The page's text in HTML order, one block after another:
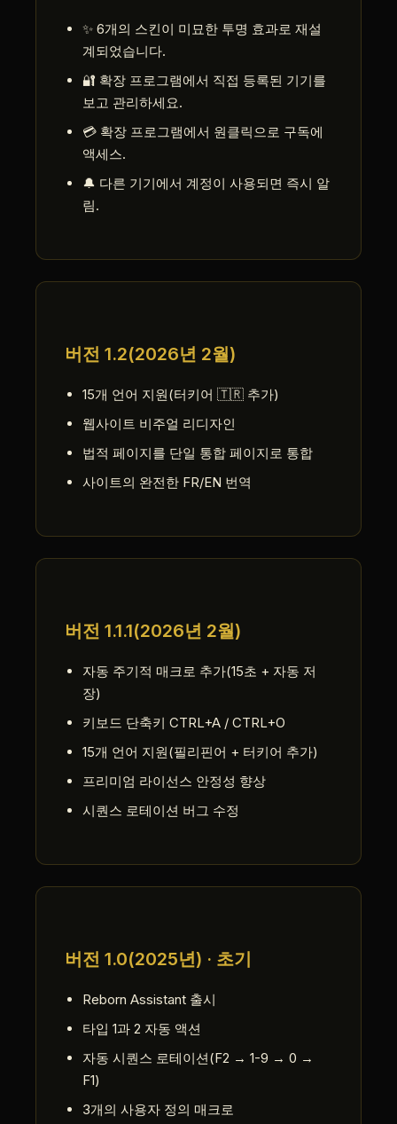
✨ 6개의 스킨이 미묘한 투명 효과로 재설
계되었습니다.
🔐 확장 프로그램에서 직접 등록된 기기를
보고 관리하세요.
💳 확장 프로그램에서 원클릭으로 구독에
액세스.
🔔 다른 기기에서 계정이 사용되면 즉시 알
림.
버전 1.2(2026년 2월)
15개 언어 지원(터키어 🇹🇷 추가)
웹사이트 비주얼 리디자인
법적 페이지를 단일 통합 페이지로 통합
사이트의 완전한 FR/EN 번역
버전 1.1.1(2026년 2월)
자동 주기적 매크로 추가(15초 + 자동 저
장)
키보드 단축키 CTRL+A / CTRL+O
15개 언어 지원(필리핀어 + 터키어 추가)
프리미엄 라이선스 안정성 향상
시퀀스 로테이션 버그 수정
버전 1.0(2025년) · 초기
Reborn Assistant 출시
타입 1과 2 자동 액션
자동 시퀀스 로테이션(F2 → 1-9 → 0 →
F1)
3개의 사용자 정의 매크로